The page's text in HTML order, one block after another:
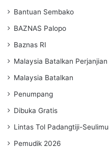
Bantuan Sembako
BAZNAS Palopo
Baznas RI
Malaysia Batalkan Perjanjian
Malaysia Batalkan
Penumpang
Dibuka Gratis
Lintas Tol Padangtiji-
Pemudik 2026